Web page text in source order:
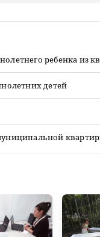
ребенка из
детей